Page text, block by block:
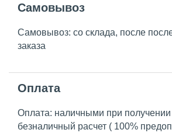
Самовывоз
Самовывоз: со склада, после
заказа
Оплата
Оплата: наличными при получении
безналичный расчет ( 100%